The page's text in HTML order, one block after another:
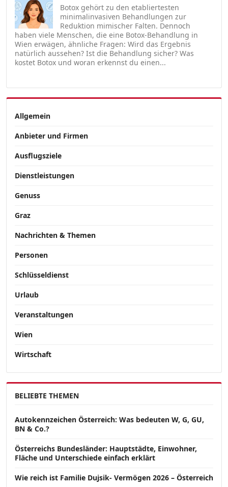
Botox gehört zu den etabliertesten
minimalinvasiven Behandlungen zur
Reduktion mimischer Falten. Dennoch
haben viele Menschen, die eine Botox-Behandlung in
Wien erwägen, ähnliche Fragen: Wird das Ergebnis
natürlich aussehen? Ist die Behandlung sicher? Was
kostet Botox und woran erkennst du einen...
Allgemein
Anbieter und Firmen
Ausflugsziele
Dienstleistungen
Genuss
Graz
Nachrichten & Themen
Personen
Schlüsseldienst
Urlaub
Veranstaltungen
Wien
Wirtschaft
BELIEBTE THEMEN
Autokennzeichen Österreich: Was bedeuten W, G, GU,
BN & Co.?
Österreichs Bundesländer: Hauptstädte, Einwohner,
Fläche und Unterschiede einfach erklärt
Wie reich ist Familie Dujsik- Vermögen 2026 – Österreich